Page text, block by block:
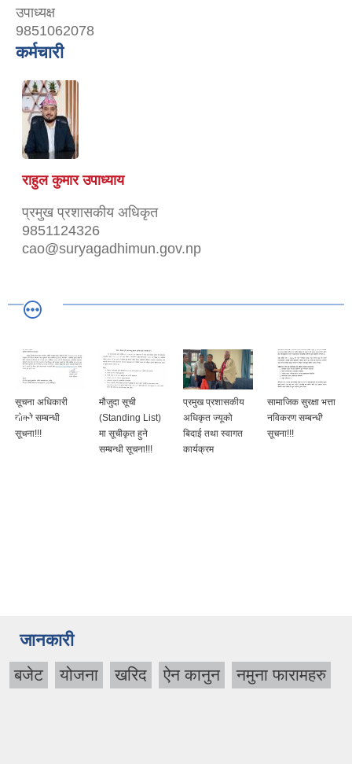
उपाध्यक्ष
9851062078
कर्मचारी
राहुल कुमार उपाध्याय
प्रमुख प्रशासकीय अधिकृत
9851124326
cao@suryagadhimun.gov.np
सूचना अधिकारी
तोक्ने सम्बन्धी
सूचना!!!
मौजुदा सूची
(Standing List)
मा सूचीकृत हुने
सम्बन्धी सूचना!!!
प्रमुख प्रशासकीय
अधिकृत ज्यूको
बिदाई तथा स्वागत
कार्यक्रम
सामाजिक सुरक्षा भत्ता
नविकरण सम्बन्धी
सूचना!!!
जानकारी
बजेट योजना खरिद ऐन कानुन नमुना फारामहरु